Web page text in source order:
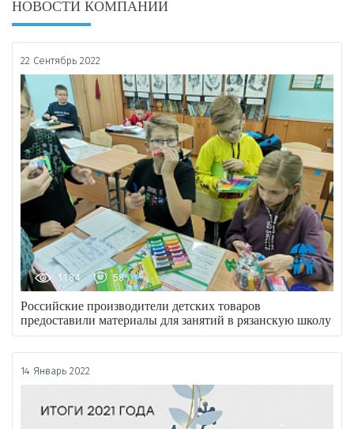
НОВОСТИ КОМПАНИИ
22 Сентябрь 2022
1184 58
Российские производители детских товаров
предоставили материалы для занятий в рязанскую школу
14 Январь 2022